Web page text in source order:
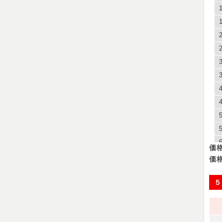
価
価